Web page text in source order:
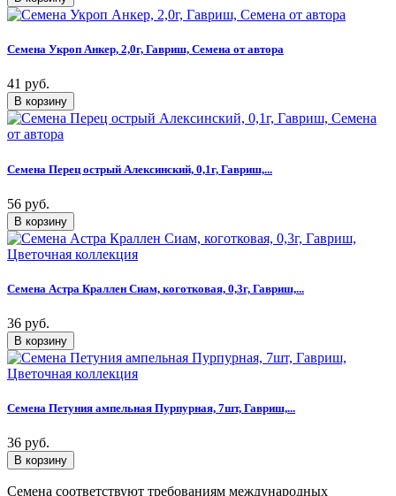
Семена Укроп Анкер, 2,0г, Гавриш, Семена от автора
41 руб.
Семена Перец острый Алексинский, 0,1г, Гавриш,...
56 руб.
Семена Астра Краллен Сиам, коготковая, 0,3г, Гавриш,...
36 руб.
Семена Петуния ампельная Пурпурная, 7шт, Гавриш,...
36 руб.
Семена соответствуют требованиям международных